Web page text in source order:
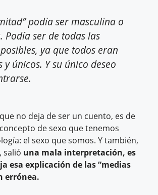
podía ser masculina o
Podía ser de todas las
ya que todos eran
y únicos. Y su único deseo
no deja de ser un cuento, es de
de sexo que tenemos
el sexo que somos. Y también,
salió una mala interpretación, es
esa explicación de las “medias
errónea.